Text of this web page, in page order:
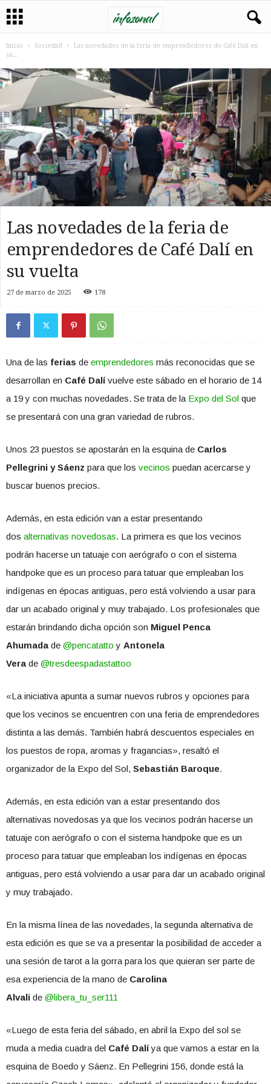
Inicio Sociedad
Las novedades de la feria de emprendedores de Café Dalí en
su...
Las novedades de la feria de
emprendedores de Café Dalí en
su vuelta
27 de marzo de 2025 178
Una de las ferias de emprendedores más reconocidas que se
desarrollan en Café Dalívuelve este sábado en el horario de 14
a 19 y con muchas novedades. Se trata de la Expo del Sol que
se presentará con una gran variedad de rubros.
Unos 23 puestos se apostarán en la esquina de Carlos
Pellegrini y Sáenz para que los vecinos puedan acercarse y
buscar buenos precios.
Además, en esta edición van a estar presentando
dos alternativas novedosas. La primera es que los vecinos
podrán hacerse un tatuaje con aerógrafo o con el sistema
handpoke que es un proceso para tatuar que empleaban los
indígenas en épocas antiguas, pero está volviendo a usar para
dar un acabado original y muy trabajado. Los profesionales que
estarán brindando dicha opción son Miguel Penca
Ahumada de @pencatatto y Antonela
Vera de @tresdeespadastattoo
«La iniciativa apunta a sumar nuevos rubros y opciones para
que los vecinos se encuentren con una feria de emprendedores
distinta a las demás. También habrá descuentos especiales en
los puestos de ropa, aromas y fragancias», resaltó el
organizador de la Expo del Sol, Sebastián Baroque.
Además, en esta edición van a estar presentando dos
alternativas novedosas ya que los vecinos podrán hacerse un
tatuaje con aerógrafo o con el sistema handpoke que es un
proceso para tatuar que empleaban los indígenas en épocas
antiguas, pero está volviendo a usar para dar un acabado original
y muy trabajado.
En la misma línea de las novedades, la segunda alternativa de
esta edición es que se va a presentar la posibilidad de acceder a
una sesión de tarot a la gorra para los que quieran ser parte de
esa experiencia de la mano de Carolina
Alvali de @libera_tu_ser111
«Luego de esta feria del sábado, en abril la Expo del sol se
muda a media cuadra del Café Dalíya que vamos a estar en la
esquina de Boedo y Sáenz. En Pellegrini 156, donde está la